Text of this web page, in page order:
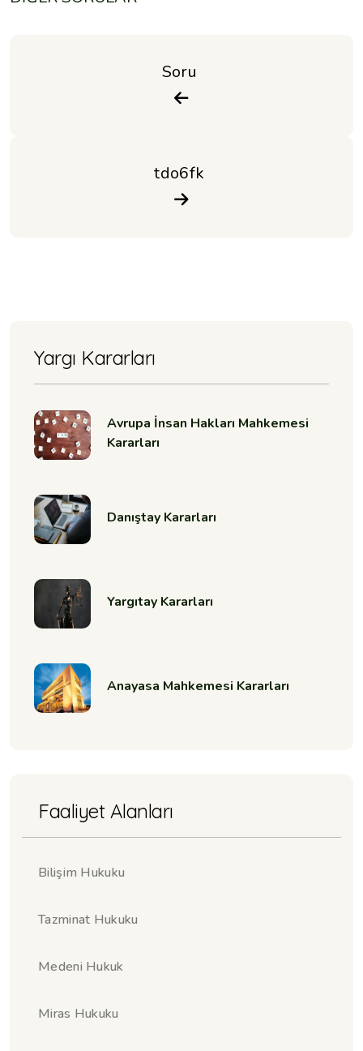
Soru
tdo6fk
Yargı Kararları
Avrupa İnsan Hakları Mahkemesi
Kararları
Danıştay Kararları
Yargıtay Kararları
Anayasa Mahkemesi Kararları
Faaliyet Alanları
Bilişim Hukuku
Tazminat Hukuku
Medeni Hukuk
Miras Hukuku